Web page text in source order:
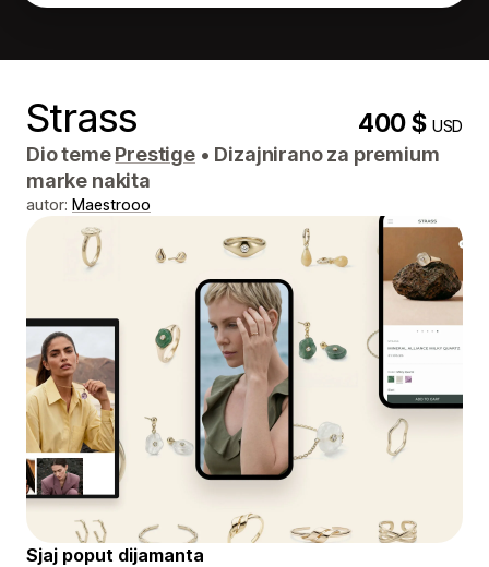
Strass 400 $USD
Dio temePrestige • Dizajnirano za premium
marke nakita
autor: Maestrooo
Sjaj poput dijamanta